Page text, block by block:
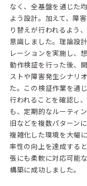
なく、全基盤を通じた
よう設計。加えて、障
り替えが行われるよう
意識しました。理論設
レーションを実施し、
動作検証を行った後、
ストや障害発生シナリ
た。この検証作業を通
行われることを確認し
も、定期的なルーティ
旧などを複数パターン
複雑化した環境を大幅
率性の向上を達成する
張にも柔軟に対応可能
構築に成功しました。